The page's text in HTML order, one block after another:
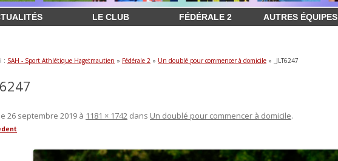
LE CLUB FÉDÉRALE 2 AUTRES ÉQUIPES
: SAH - Sport Athlétique Hagetmautien » Fédérale 2 » Un doublé pour commencer à domicile » _JLT6247
26 septembre 2019 à 1181 × 1742 dans Un doublé pour commencer à domicile.